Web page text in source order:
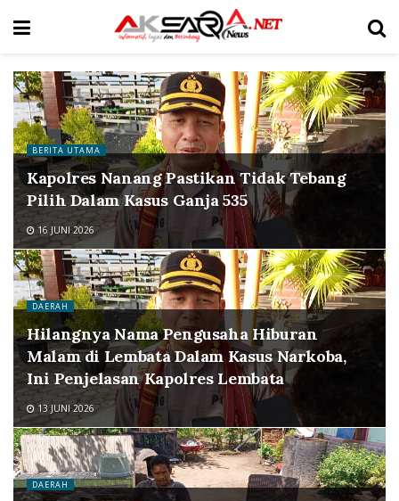
BERITA UTAMA
Kapolres Nanang Pastikan Tidak Tebang
Pilih Dalam Kasus Ganja 535
16 JUNI 2026
DAERAH
Hilangnya Nama Pengusaha Hiburan
Malam di Lembata Dalam Kasus Narkoba,
Ini Penjelasan Kapolres Lembata
13 JUNI 2026
DAERAH